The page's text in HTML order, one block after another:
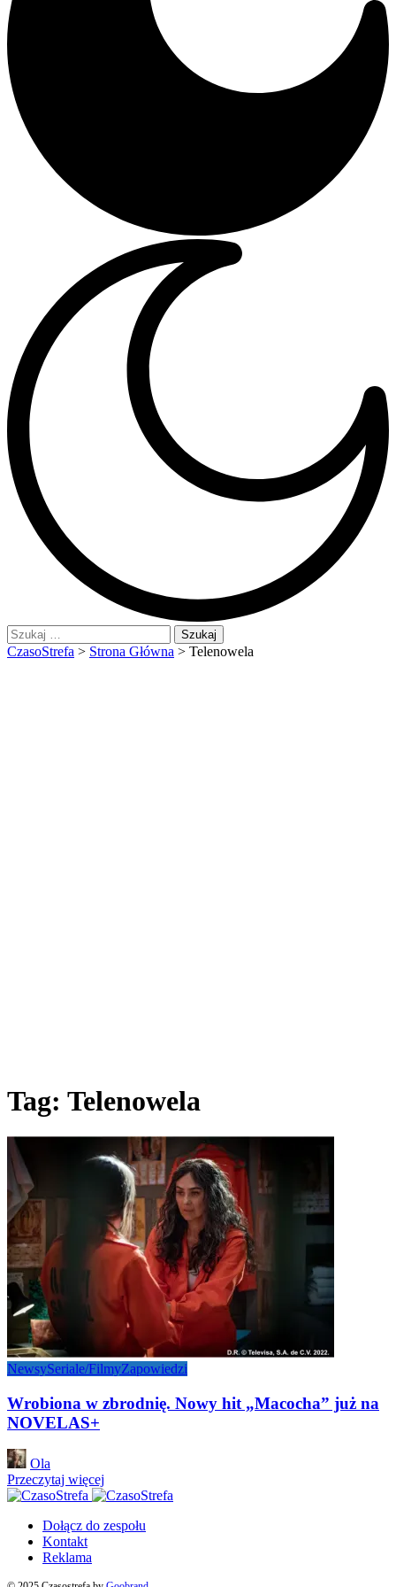
Szukaj:
CzasoStrefa > Strona Główna > Telenowela
Tag: Telenowela
NewsySeriale/FilmyZapowiedzi
Wrobiona w zbrodnię. Nowy hit „Macocha” już na
NOVELAS+
Posted
by
Ola
Przeczytaj więcej
Dołącz do zespołu
Kontakt
Reklama